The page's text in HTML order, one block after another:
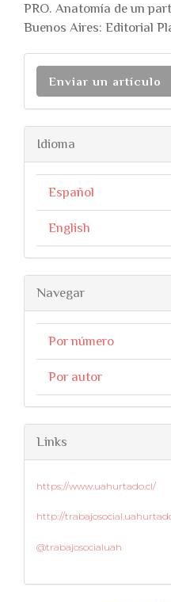
PRO. Anatomía de un
Buenos Aires: Editorial
Enviar un artículo
Idioma
Español
English
Navegar
Por número
Por autor
Links
https://www.uahurtado.cl/
http://
@trabajosocialuah